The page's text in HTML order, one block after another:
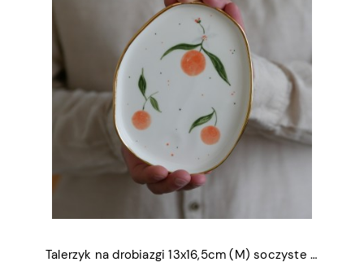
Talerzyk na drobiazgi 13x16,5cm (M) soczyste pomarańcze ze złotym rantem